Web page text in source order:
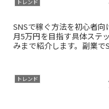
トレンド
SNSで稼ぐ方法を初心者
月5万円を目指す具体ステ
みまで紹介します。副業で
トレンド